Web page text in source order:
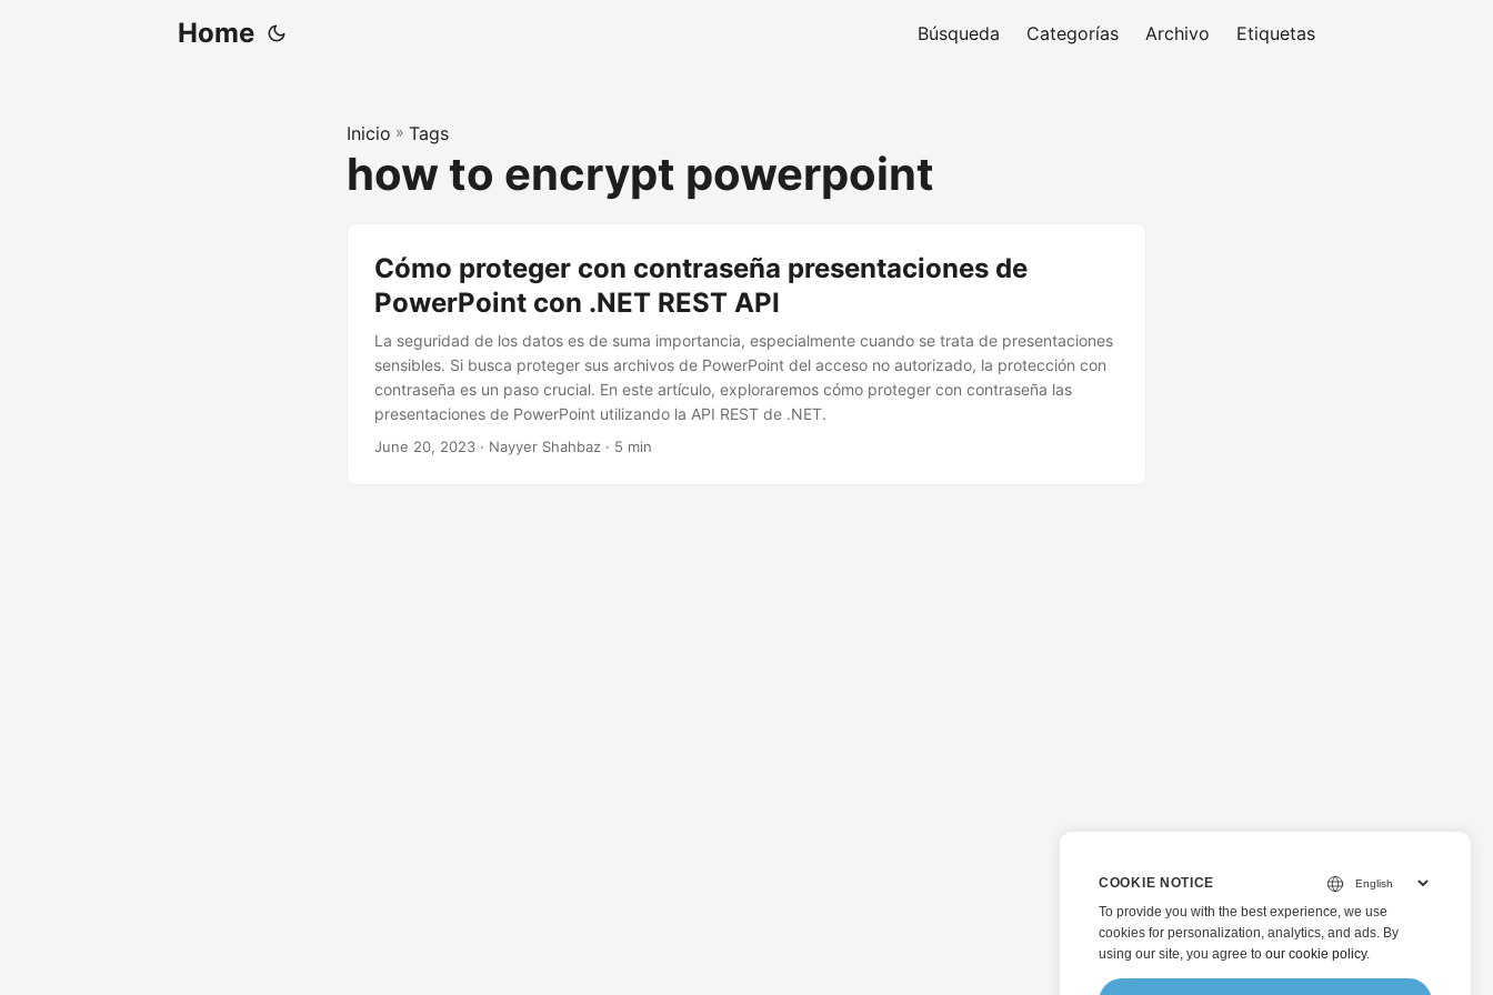
Home Búsqueda Categorías Archivo Etiquetas
Inicio » Tags
how to encrypt powerpoint
Cómo proteger con contraseña presentaciones de
PowerPoint con .NET REST API
La seguridad de los datos es de suma importancia, especialmente cuando se trata de presentaciones
sensibles. Si busca proteger sus archivos de PowerPoint del acceso no autorizado, la protección con
contraseña es un paso crucial. En este artículo, exploraremos cómo proteger con contraseña las
presentaciones de PowerPoint utilizando la API REST de .NET.
June 20, 2023 · Nayyer Shahbaz · 5 min
COOKIE NOTICE
To provide you with the best experience, we use
cookies for personalization, analytics, and ads. By
using our site, you agree to our cookie policy.